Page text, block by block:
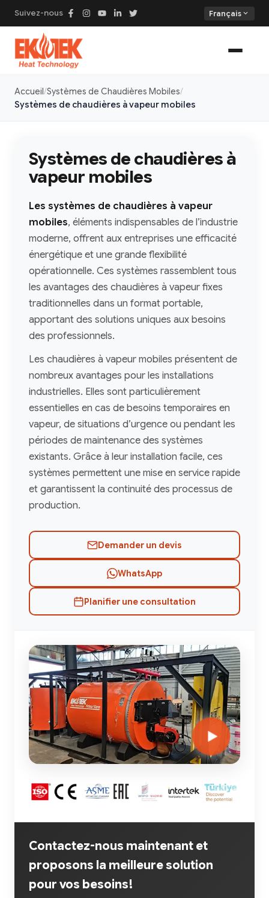
Suivez-nous Français expand_more
Accueil Systèmes de Chaudières Mobiles
Systèmes de chaudières à vapeur mobiles
Systèmes de chaudières à
vapeur mobiles
Les systèmes de chaudières à vapeur
mobiles, éléments indispensables de l’industrie
moderne, offrent aux entreprises une efficacité
énergétique et une grande flexibilité
opérationnelle. Ces systèmes rassemblent tous
les avantages des chaudières à vapeur fixes
traditionnelles dans un format portable,
apportant des solutions uniques aux besoins
des professionnels.
Les chaudières à vapeur mobiles présentent de
nombreux avantages pour les installations
industrielles. Elles sont particulièrement
essentielles en cas de besoins temporaires en
vapeur, de situations d’urgence ou pendant les
périodes de maintenance des systèmes
existants. Grâce à leur installation facile, ces
systèmes permettent une mise en service rapide
et garantissent la continuité des processus de
production.
Demander un devis
WhatsApp
Planifier une consultation
Contactez-nous maintenant et
proposons la meilleure solution
pour vos besoins!